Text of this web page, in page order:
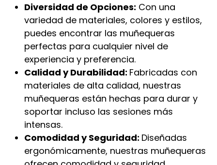
Diversidad de Opciones: Con una
variedad de materiales, colores y estilos,
puedes encontrar las muñequeras
perfectas para cualquier nivel de
experiencia y preferencia.
Calidad y Durabilidad: Fabricadas con
materiales de alta calidad, nuestras
muñequeras están hechas para durar y
soportar incluso las sesiones más
intensas.
Comodidad y Seguridad: Diseñadas
ergonómicamente, nuestras muñequeras